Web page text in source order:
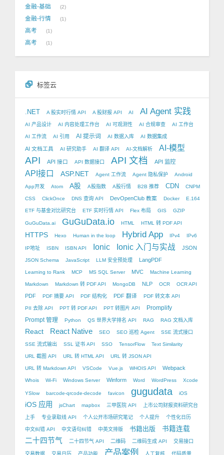
金融-基础 2
金融-行情 1
高考 1
高考 1
标签云
.NET A 股实时行情 API A 股财报 API AI AI Agent 实践
AI 产品设计 AI 内容处理工作台 AI 可观测性 AI 合规审查 AI 工作台
AI 工作流 AI 引用 AI 提示词 AI 数据入库 AI 数据集成
AI 文档工具 AI 研究助手 AI 翻译 API AI-文档解析 AI-模型
API API 接口 API 数据接口 API 文档 API 监控
API接口 ASP.NET Agent 工作流 Agent 隐私保护 Android
App开发 Atom A股 A股指数 A股行情 B2B 推荐 CDN CNPM
CSS ClickOnce DNS 查询 API DevOpenClub 教案 Docker E.164
ETF 与基金对比研究台 ETF 实时行情 API Flex 布局 GIS GZIP
GuGuData.ai GuGuData.io HTML HTML 转 PDF API
HTTPS Hexo Human in the loop Hybrid App IPv4 IPv6
IP地址 ISBN ISBN API Ionic Ionic 入门与实战 JSON
JSON Schema JavaScript LLM 安全预处理 LangPDF
Learning to Rank MCP MS SQL Server MVC Machine Learning
Markdown Markdown 转 PDF API MongoDB NLP OCR OCR API
PDF PDF 摘要 API PDF 结构化 PDF 翻译 PDF 转文本 API
PII 去除 API PPT 转 PDF API PPT 转图片 API
Promplify
Prompt 管理
Python QS 世界大学排名 API RAG RAG 文档入库
React React Native SEO SEO 巡检 Agent SSE 流式接口
SSE 流式输出 SSL 证书 API SSO TensorFlow Text Similarity
URL 截图 API URL 转 HTML API URL 转 JSON API
URL 转 Markdown API VSCode Vue.js WHOIS API Webpack
Whois Wi-Fi Windows Server Winform Word WordPress Xcode
YSlow barcode-qrcode-decode favicon gugudata iOS
iOS 应用 jsChart mapbox 三甲医院 API 上市公司财报资料研究台
上手 专业录取线 API 个人公开市场研究笔记 个人提升 个性化日历
中文纠错 API 中文语句纠错 中英文排版 书籍出版 书籍连载
二十四节气 二十四节气 API 二维码 二维码生成 API 交易接口
交易数据 交易日历 产品功能 产品案例 人工复核 代码质量